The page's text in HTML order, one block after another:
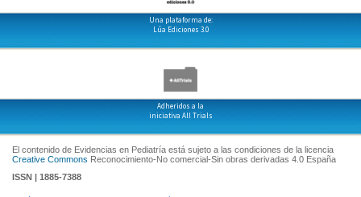
Una plataforma de:
Lúa Ediciones 3.0
Adheridos a la
iniciativa All Trials
El contenido de Evidencias en Pediatría está sujeto a las condiciones de la licencia
Creative Commons Reconocimiento-No comercial-Sin obras derivadas 4.0 España
ISSN | 1885-7388